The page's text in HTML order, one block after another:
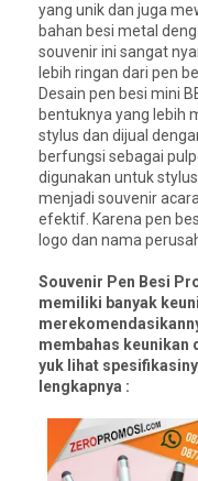
yang unik dan juga
bahan besi metal
souvenir ini sangat
lebih ringan dari pen
Desain pen besi mini
bentuknya yang lebih
stylus dan dijual
berfungsi sebagai
digunakan untuk
menjadi souvenir
efektif. Karena pen
logo dan nama
Souvenir Pen Besi
memiliki banyak
membahas keunikan
yuk lihat
lengkapnya :